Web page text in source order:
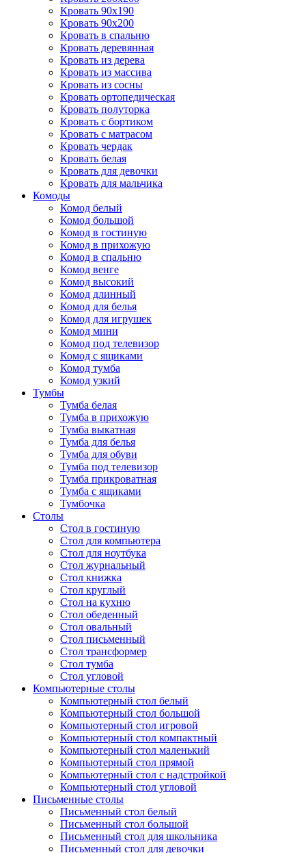
Кровать 90х190
Кровать 90х200
Кровать в спальню
Кровать деревянная
Кровать из дерева
Кровать из массива
Кровать из сосны
Кровать ортопедическая
Кровать полуторка
Кровать с бортиком
Кровать с матрасом
Кровать чердак
Кровать белая
Кровать для девочки
Кровать для мальчика
Комоды
Комод белый
Комод большой
Комод в гостиную
Комод в прихожую
Комод в спальню
Комод венге
Комод высокий
Комод длинный
Комод для белья
Комод для игрушек
Комод мини
Комод под телевизор
Комод с ящиками
Комод тумба
Комод узкий
Тумбы
Тумба белая
Тумба в прихожую
Тумба выкатная
Тумба для белья
Тумба для обуви
Тумба под телевизор
Тумба прикроватная
Тумба с ящиками
Тумбочка
Столы
Стол в гостиную
Стол для компьютера
Стол для ноутбука
Стол журнальный
Стол книжка
Стол круглый
Стол на кухню
Стол обеденный
Стол овальный
Стол письменный
Стол трансформер
Стол тумба
Стол угловой
Компьютерные столы
Компьютерный стол белый
Компьютерный стол большой
Компьютерный стол игровой
Компьютерный стол компактный
Компьютерный стол маленький
Компьютерный стол прямой
Компьютерный стол с надстройкой
Компьютерный стол угловой
Письменные столы
Письменный стол белый
Письменный стол большой
Письменный стол для школьника
Письменный стол для девочки